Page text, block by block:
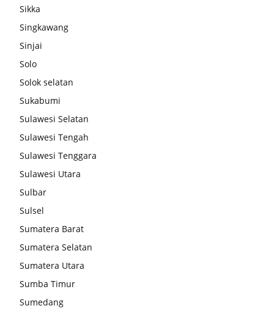
Sikka
Singkawang
Sinjai
Solo
Solok selatan
Sukabumi
Sulawesi Selatan
Sulawesi Tengah
Sulawesi Tenggara
Sulawesi Utara
Sulbar
Sulsel
Sumatera Barat
Sumatera Selatan
Sumatera Utara
Sumba Timur
Sumedang